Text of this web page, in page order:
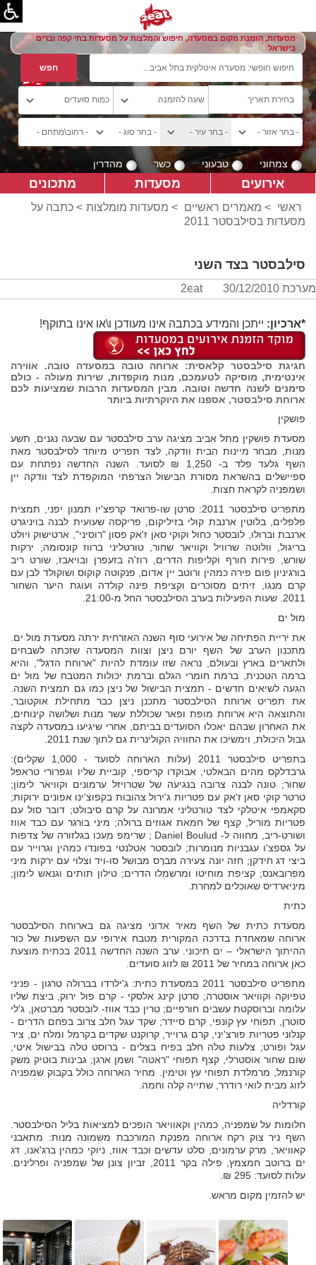
מסעדות, הזמנת מקום במסעדה, חיפוש והמלצות על מסעדות בתי קפה וברים
בישראל
צמחוני טבעוני כשר מהדרין
אירועים מסעדות מתכונים
ראשי > מאמרים ראשיים > מסעדות מומלצות > כתבה על
מסעדות בסילבסטר 2011
סילבסטר בצד השני
מערכת 2eat 30/12/2010
*ארכיון: ייתכן והמידע בכתבה אינו מעודכן ו\או אינו בתוקף!
חגיגת סילבסטר קלאסית: ארוחה טובה במסעדה טובה. אווירה
אינטימית, מוסיקה לטעמכם, מנות מוקפדות, שירות מעולה - כולם
סימנים לשנה חדשה וטובה. מבין המסעדות הרבות שמציעות לכם
ארוחת סילבסטר, אספנו את היוקרתיות ביותר
פושקין
מסעדת פושקין מתל אביב מציגה ערב סילבסטר עם שבעה נגנים, תשע
מנות, מבחר מיינות הבית וודקה, לצד תפריט מיוחד לסילבסטר מאת
השף גלעד פלד ב- 1,250 ₪ לסועד. השנה החדשה נפתחת עם
ספיישלים בהשראת מסורת הבישול הצרפתי המוקפדת לצד וודקה יין
ושמפניה לקראת חצות.
מתפריט סילבסטר 2011: סרטן שו-פרואד קרפצ'יו תמנון יפני, תמצית
פלפלים, בלוטין ארנבת קולי בזיליקום, פריקסה שעועית לבנה בויניגרט
ארנבת וברולו, לובסטר כחול וקוקי סאן ז'אק פסון "רוסיני", ארטישוק ויולט
בריגול, וולוטה שרוויל וקוויאר שחור, טורטליני ברווז קונסומה, ירקות
שורש, פירות חורף וקליפות הדרים, רוז'ה בזעפרן ובויאבז, שורט ריב
בורגיניון פום פירה כמהין ורוטב יין אדום, פנקוטה קוקוס ושוקולד לבן עם
קרם מנגו, זיתים מסוכרים וקציפת פינה קולדה ועוגת היער השחור
2011. שעות הפעילות בערב הסילבסטר החל מ-21:00.
מול ים
את יריית הפתיחה של אירועי סוף השנה האזרחית ירתה מסעדת מול ים.
מתכנון הערב של השף יורם ניצן וצוות המסעדה שזכתה לשבחים
ולתארים בארץ ובעולם, נראה שזו עומדת להיות "ארוחת הדגל", והיא
ברמה הטכנית, ברמת חומרי הגלם וברמת יכולות המטבח של מול ים
הגעה לשיאים חדשים - תמצית הבישול של ניצן כמו גם תמצית השנה.
את תפריט ארוחת הסילבסטר מתכנן ניצן כבר מתחילת אוקטובר,
והתוצאה היא ארוחת מופת ופאר שכוללת עשר מנות ושלושה קינוחים,
את האחרון שבהם יאכלו הסועדים בביתם, אחרי שיגיעו במסעדה לקצה
גבול היכולת, וימשיכו את החוויה הקולינרית גם לתוך שנת 2011.
בתפריט סילבסטר 2011 (עלות הארוחה לסועד - 1,000 שקלים):
גרבדלקס מהים הבאלטי, אבוקדו קריספי, קוביית שליו וגפרורי טראפל
שחור; טונה לבנה צרובה בנגיעה של שטרויזל ערמונים וקוויאר לימון;
טרטר קוקי סאן ז'אק עם פטריות ג'ירול צהובות בקפוצ'ינו אפונים ירוקות;
סקאמפי איטלקי לצד טורטליני אמרונה על קרם סיבולט; דובר סול עם
פטריות מוריל, קצף של חמאת אגוזים ברולה; מיני בורגר עם כבד אווז
ושורט-ריב, מחווה ל- Daniel Boulud ; שרימפ מעכו בגלזורה של צדפות
על גספצ'ו עגבניות מנומרות; לובסטר אטלנטי בפונדו כמהין וגרוייר עם
ביצי דג חידקן; חזה יונה צעירה מברֶס מבושל סו-ויד וצלוי עם ירקות מיני
מפרובאנס; קציפת מוחיטו ומרשמלו הדרים; טילון תותים וגנאש לימון;
מיניארדיס שאוכלים למחרת.
כתית
מסעדת כתית של השף מאיר אדוני מציגה גם בארוחת הסילבסטר
ארוחה שמאחדת בדרכה המקורית מטבח אירופי עם השפעות של כור
ההיתוך הישראלי – ים תיכוני. ערב השנה החדשה 2011 בכתית מוצעת
כאן ארוחה במחיר של 2011 ₪ לזוג סועדים.
מתפריט סילבסטר 2011 במסעדת כתית: ג'ילרדו בברולה טרגון - פניני
טפיוקה וקוויאר אוסטרה; סרטן קינג אלסקי - קרם פול ירוק, ביצת שליו
עלומה וברוסקטת עשבים חורפיים; טרין כבד אווז- לובסטר מברטאן, ג'לי
סוטרן, תפוחי עץ קונפי, קרם סיידר; שקד עגל חלב צרוב בפחם הדרים -
קנלוני פטריות פורצ'יני, קרם גרוייר, קרוקנט שקדים בקרמל ומלח ים, ציר
עגל ופורט; צלעות טלה חלב בפיח בצלים - ברוסט טלה בבישול איטי,
שום שחור אוסטרלי, קצף תפוחי "ראטה" ושמן ארגן; גבינות בוטיק משק
קורנמל, מרמלדת תפוחי עץ וטימין. מחיר הארוחה כולל בקבוק שמפניה
לזוג מבית לואי רודרר, שתייה קלה וחמה.
קורדליה
חלומות על שמפניה, כמהין וקאוויאר הופכים למציאות בליל הסילבסטר.
השף ניר צוק רקח ארוחה מפנקת המורכבת משמונה מנות: מתאבני
קאוויאר, מרק ערמונים, סלט עדשים וכבד אווז, ניוקי כמהין ברג'אנו, דג
ים ברוטב חמצמץ, פילה בקר 2011, זביון צונן של שמפניה ופרלינים.
עלות לסועד: 295 ₪.
יש להזמין מקום מראש.